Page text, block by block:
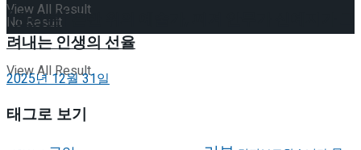
View All Result
No Result
View All Result
[인터뷰] 은반 위의 예술가, 피겨 안무가 신예지가 그
려내는 인생의 선율
2025년 12월 31일
태그로 보기